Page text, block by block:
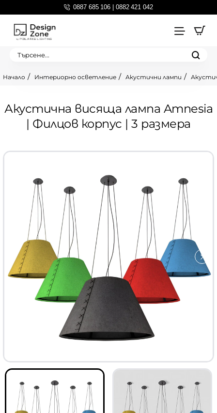
0887 685 106 | 0882 421 042
Търсене...
Акустична висяща лампа Amnesia
| Филцов корпус | 3 размера
Интериорно осветление Акустични лампи
Изработка 20 дни -33%